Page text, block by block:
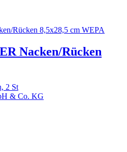
Nacken/Rücken
2 St
& Co. KG